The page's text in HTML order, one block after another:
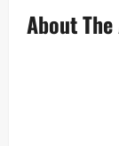
About